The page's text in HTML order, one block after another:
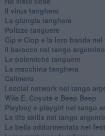
Il virus tanghero
La giungla tanghera
Polizze tanguere
Cip e Ciop e la loro banda
Il barocco nel tango argentino
Le polemiche tanguere
La macchina tanghera
Calimero
​I social network nel tango
Wile E. Coyote e Beep Beep
Playboy e playgirl nel tango
Le life skills nel tango
La bella addormentata nel